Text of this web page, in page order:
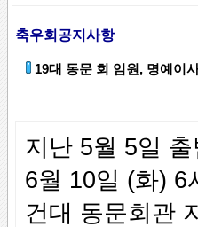
축우회공지사항
19대 동문 회 임원, 명예이
지난 5월 5일
6월 10일 (화) 6
건대 동문회관